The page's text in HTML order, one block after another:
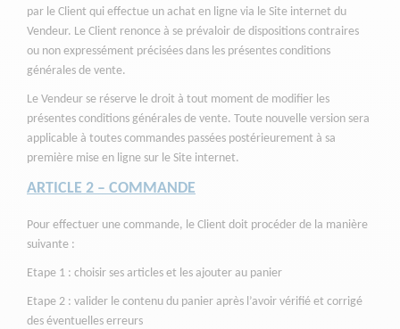
par le Client qui effectue un achat en ligne via le Site internet du
Vendeur. Le Client renonce à se prévaloir de dispositions contraires
ou non expressément précisées dans les présentes conditions
générales de vente.
Le Vendeur se réserve le droit à tout moment de modifier les
présentes conditions générales de vente. Toute nouvelle version sera
applicable à toutes commandes passées postérieurement à sa
première mise en ligne sur le Site internet.
ARTICLE 2 – COMMANDE
Pour effectuer une commande, le Client doit procéder de la manière
suivante :
Etape 1 : choisir ses articles et les ajouter au panier
Etape 2 : valider le contenu du panier après l’avoir vérifié et corrigé
des éventuelles erreurs